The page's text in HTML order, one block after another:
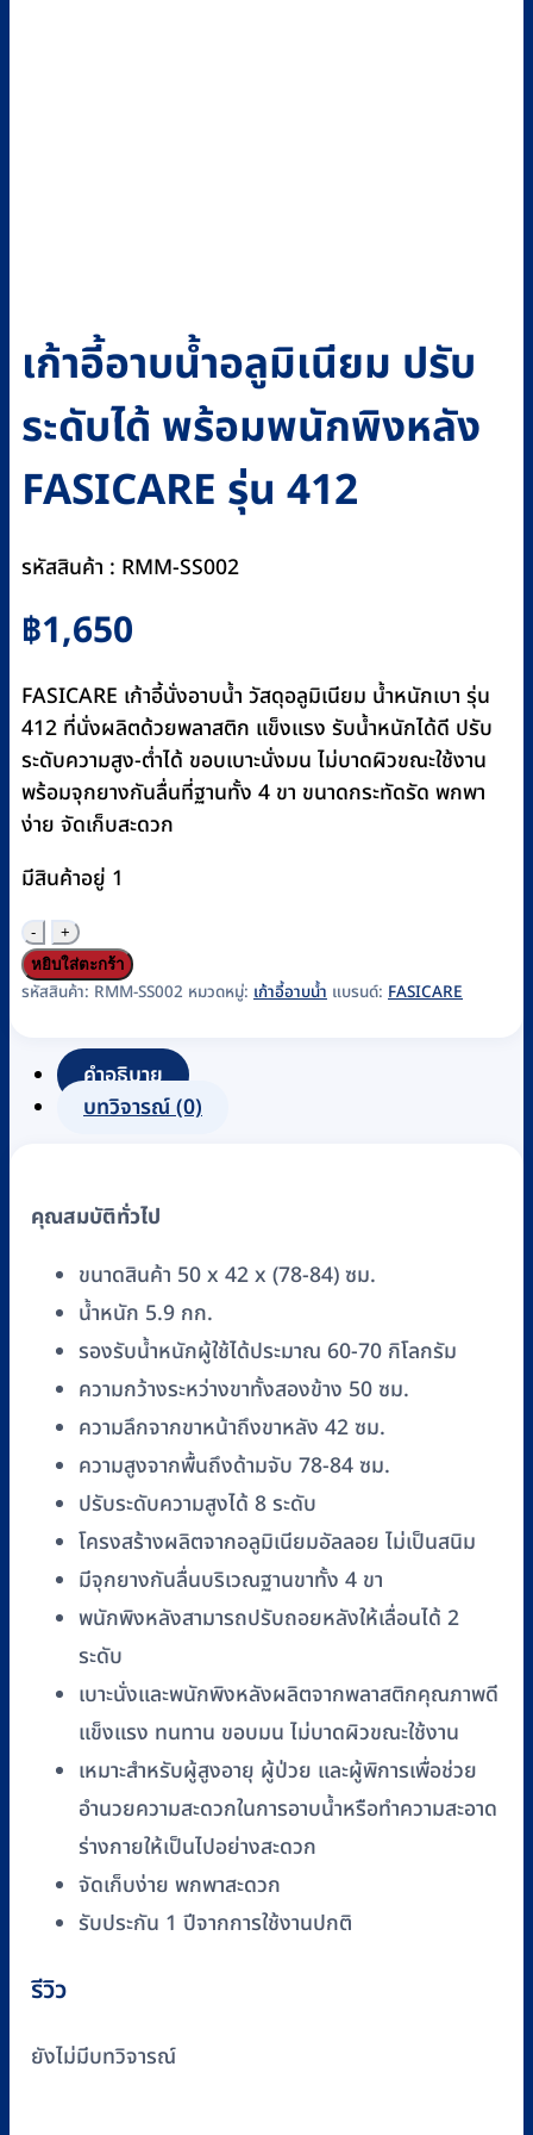
เก้าอี้อาบน้ำอลูมิเนียม ปรับ
ระดับได้ พร้อมพนักพิงหลัง
FASICARE รุ่น 412
รหัสสินค้า : RMM-SS002
฿1,650
FASICARE เก้าอี้นั่งอาบน้ำ วัสดุอลูมิเนียม น้ำหนักเบา รุ่น
412 ที่นั่งผลิตด้วยพลาสติก แข็งแรง รับน้ำหนักได้ดี ปรับ
ระดับความสูง-ต่ำได้ ขอบเบาะนั่งมน ไม่บาดผิวขณะใช้งาน
พร้อมจุกยางกันลื่นที่ฐานทั้ง 4 ขา ขนาดกระทัดรัด พกพา
ง่าย จัดเก็บสะดวก
มีสินค้าอยู่ 1
จำนวน
เก้าอี้
อา
มิ
เนียม
ปรับ
พร้อม
พิง
หลัง
FASICARE
รุ่น
หยิบใส่ตะกร้า
รหัสสินค้า: RMM-SS002 หมวดหมู่: เก้าอี้อาบน้ำ แบรนด์: FASICARE
คำอธิบาย
บทวิจารณ์ (0)
คุณสมบัติทั่วไป
ขนาดสินค้า 50 x 42 x (78-84) ซม.
น้ำหนัก 5.9 กก.
รองรับน้ำหนักผู้ใช้ได้ประมาณ 60-70 กิโลกรัม
ความกว้างระหว่างขาทั้งสองข้าง 50 ซม.
ความลึกจากขาหน้าถึงขาหลัง 42 ซม.
ความสูงจากพื้นถึงด้ามจับ 78-84 ซม.
ปรับระดับความสูงได้ 8 ระดับ
โครงสร้างผลิตจากอลูมิเนียมอัลลอย ไม่เป็นสนิม
มีจุกยางกันลื่นบริเวณฐานขาทั้ง 4 ขา
พนักพิงหลังสามารถปรับถอยหลังให้เลื่อนได้ 2
ระดับ
เบาะนั่งและพนักพิงหลังผลิตจากพลาสติกคุณภาพดี
แข็งแรง ทนทาน ขอบมน ไม่บาดผิวขณะใช้งาน
เหมาะสำหรับผู้สูงอายุ ผู้ป่วย และผู้พิการเพื่อช่วย
อำนวยความสะดวกในการอาบน้ำหรือทำความสะอาด
ร่างกายให้เป็นไปอย่างสะดวก
จัดเก็บง่าย พกพาสะดวก
รับประกัน 1 ปีจากการใช้งานปกติ
รีวิว
ยังไม่มีบทวิจารณ์